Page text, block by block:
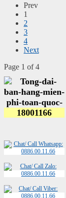
Prev
1
2
3
4
Next
Page 1 of 4